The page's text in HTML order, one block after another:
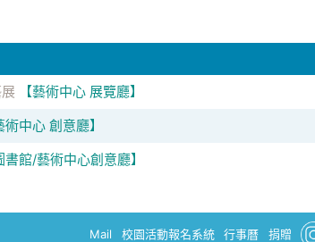
【藝術中心 展覽廳】
術中心 創意廳】
書館/藝術中心創意廳】
Mail 校園活動報名系統 行事曆 捐贈